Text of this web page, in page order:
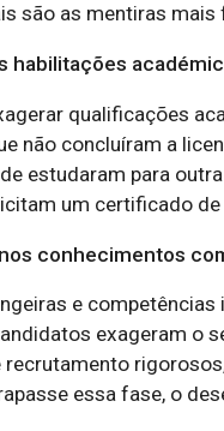
são as mentiras
habilitações
qualificações
não concluíram a
estudaram para
um certificado de
conhecimentos
e
exageram o
essa fase, o